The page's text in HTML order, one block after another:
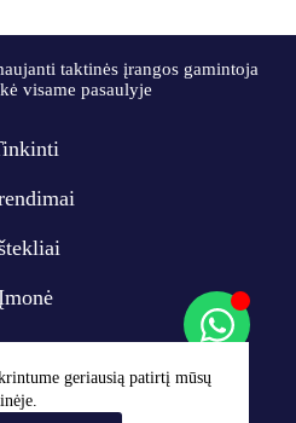
geriausią patirtį mūsų
taktinės įrangos gamintoja
visame pasaulyje